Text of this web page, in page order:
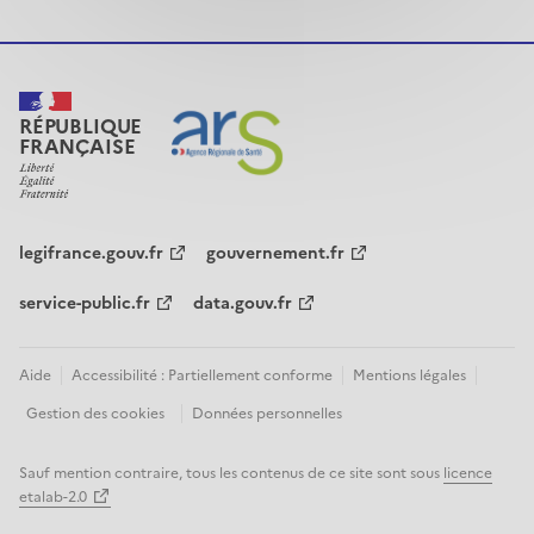
RÉPUBLIQUE
FRANÇAISE
legifrance.gouv.fr
gouvernement.fr
service-public.fr
data.gouv.fr
Aide Accessibilité : Partiellement conforme
Mentions légales
Gestion des cookies
Données personnelles
Sauf mention contraire, tous les contenus de ce site sont sous licence
etalab-2.0